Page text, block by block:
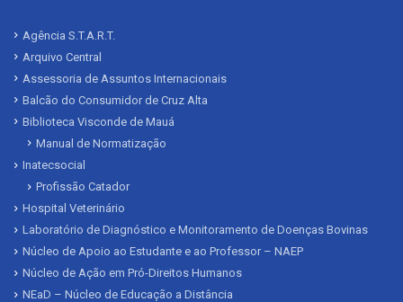
Agência S.T.A.R.T.
Arquivo Central
Assessoria de Assuntos Internacionais
Balcão do Consumidor de Cruz Alta
Biblioteca Visconde de Mauá
Manual de Normatização
Inatecsocial
Profissão Catador
Hospital Veterinário
Laboratório de Diagnóstico e Monitoramento de Doenças Bovinas
Núcleo de Apoio ao Estudante e ao Professor – NAEP
Núcleo de Ação em Pró-Direitos Humanos
NEaD – Núcleo de Educação a Distância